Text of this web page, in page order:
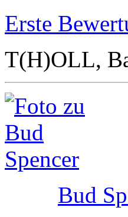
Erste
T(H)OLL,
Bud